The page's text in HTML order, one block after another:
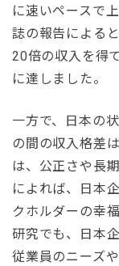
に速いペースで
誌の報告による
20倍の収入を得
に達しました。
一方で、日本の
の間の収入格差
は、公正さや長
によれば、日本
クホルダーの幸
研究でも、日本
従業員のニーズ